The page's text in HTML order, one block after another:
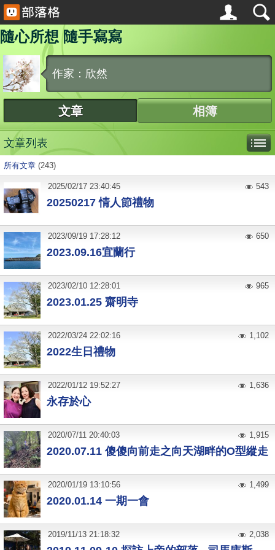
隨心所想 隨手寫寫
作家：欣然
文章 相簿
文章列表
所有文章 (243)
20250217 情人節禮物
2025/02/17 23:40:45 543
2023.09.16宜蘭行
2023/09/19 17:28:12 650
2023.01.25 齋明寺
2023/02/10 12:28:01 965
2022生日禮物
2022/03/24 22:02:16 1,102
永存於心
2022/01/12 19:52:27 1,636
2020.07.11 傻傻向前走之向天湖畔的O型縱走
2020/07/11 20:40:03 1,915
2020.01.14 一期一會
2020/01/19 13:10:56 1,499
2019/11/13 21:18:32 2,038